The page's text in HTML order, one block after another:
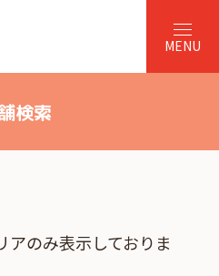
検索
アのみ表示しておりま